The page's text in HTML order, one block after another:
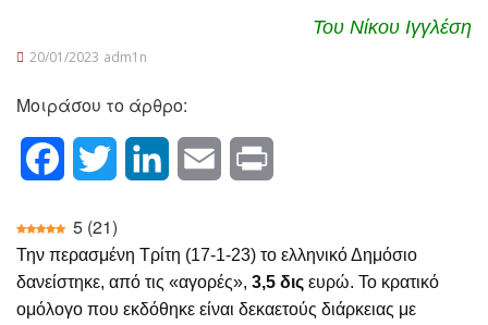
Του Νίκου Ιγγλέση
20/01/2023 adm1n
Μοιράσου το άρθρο:
FacebookTwitter LinkedIn Email
5 (21)
Την περασμένη Τρίτη (17-1-23) το ελληνικό Δημόσιο
δανείστηκε, από τις «αγορές», 3,5 δις ευρώ. Το κρατικό
ομόλογο που εκδόθηκε είναι δεκαετούς διάρκειας με